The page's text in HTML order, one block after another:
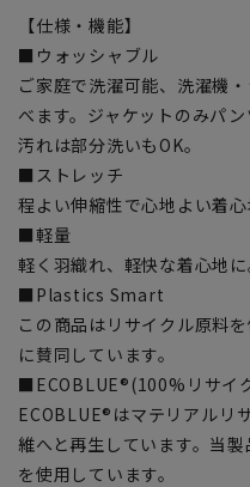
【仕様・機能】
■ウォッシャブル
ご家庭で洗濯可能、洗濯機
べます。ジャケットのみパ
汚れは部分洗いもOK。
■ストレッチ
程よい伸縮性で心地よい着心
■軽量
軽く羽織れ、軽快な着心地に
■Plastics Smart
この商品はリサイクル原料
に賛同しています。
■ECOBLUE®(100%リサイ
ECOBLUE®はマテリアルリ
維へと再生しています。当
を使用しています。